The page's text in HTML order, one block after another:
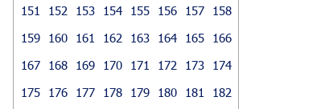
151
152 153 154 155 156 157
158
159
160 161 162 163 164 165
166
167
168 169 170 171 172 173
174
175
176 177 178 179 180 181
182